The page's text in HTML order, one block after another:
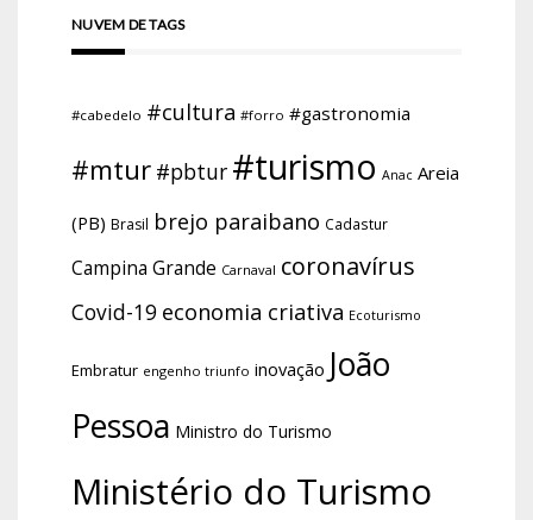
NUVEM DE TAGS
#cabedelo #cultura #forro #gastronomia
#mtur #pbtur #turismo Anac Areia
(PB) Brasil brejo paraibano Cadastur
Campina Grande Carnaval coronavírus
Covid-19 economia criativa Ecoturismo
Embratur engenho triunfo inovação João
Pessoa Ministro do Turismo
Ministério do Turismo